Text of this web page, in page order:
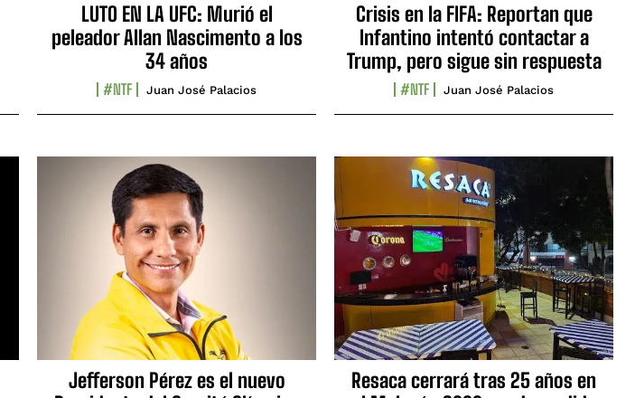
LUTO EN LA UFC: Murió el
peleador Allan Nascimento a los
34 años
#NTF Juan José Palacios
Crisis en la FIFA: Reportan que
Infantino intentó contactar a
Trump, pero sigue sin respuesta
#NTF Juan José Palacios
Jefferson Pérez es el nuevo
Resaca cerrará tras 25 años en